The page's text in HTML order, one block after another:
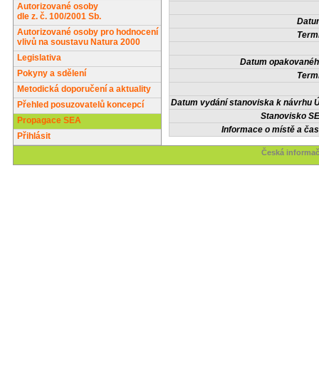
Autorizované osoby
dle z. č. 100/2001 Sb.
Autorizované osoby pro hodnocení
vlivů na soustavu Natura 2000
Legislativa
Pokyny a sdělení
Metodická doporučení a aktuality
Přehled posuzovatelů koncepcí
Propagace SEA
Přihlásit
Datum
Datum vydání stanoviska k návrhu
Stanovisko
Informace o místě a
Česká